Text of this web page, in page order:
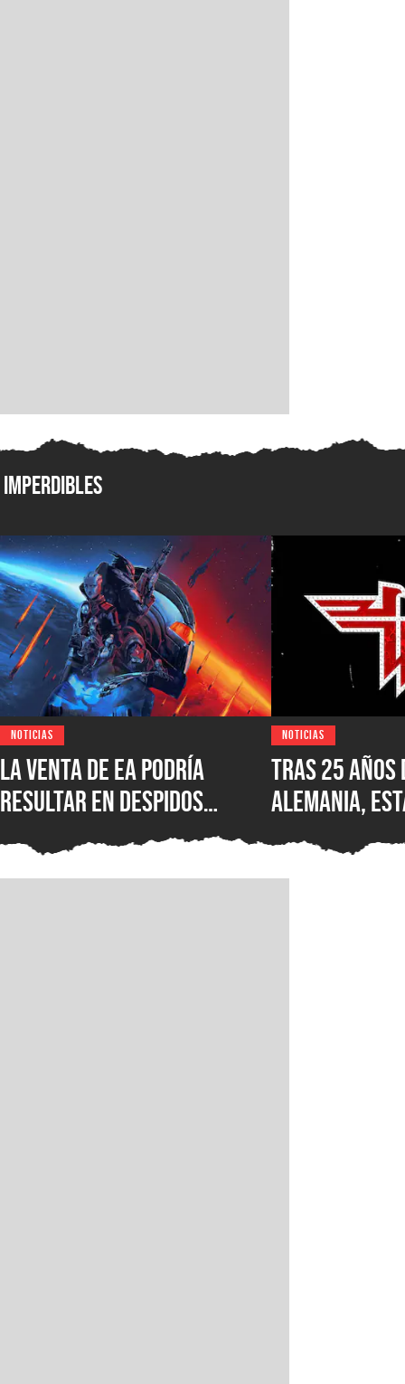
Imperdibles
NOTICIAS
La venta de EA podría
resultar en despidos
masivos y la venta de
estudios como BioWare,
NOTICIAS
Tras 25 años
Alemania,
disponible